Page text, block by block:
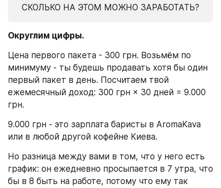
СКОЛЬКО НА ЭТОМ МОЖНО ЗАРАБОТАТЬ?
Округлим цифры.
Цена первого пакета - 300 грн. Возьмём по
минимуму - ты будешь продавать хотя бы один
первый пакет в день. Посчитаем твой
ежемесячный доход: 300 грн × 30 дней = 9.000
грн.
9.000 грн - это зарплата баристы в AromaKava
или в любой другой кофейне Киева.
Но разница между вами в том, что у него есть
график: он ежедневно просыпается в 7 утра, что
бы в 8 быть на работе, потому что ему так